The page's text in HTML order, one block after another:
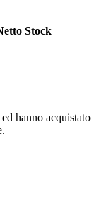
Stock
hanno acquistato